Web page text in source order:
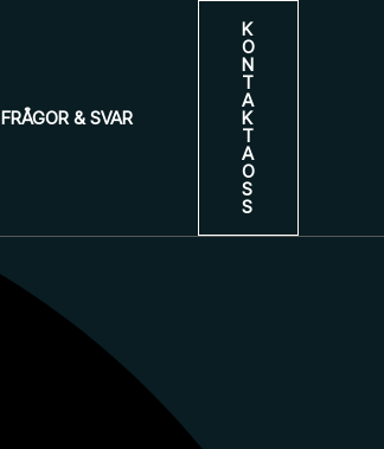
FRÅGOR & SVAR
K
O
N
T
A
K
T
A
O
S
S